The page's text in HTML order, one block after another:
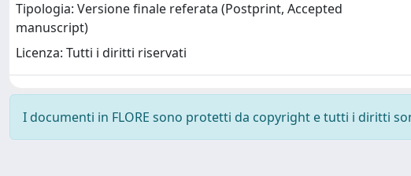
Tipologia: Versione finale referata (Postprint, Accepted
manuscript)
Licenza: Tutti i diritti riservati
I documenti in FLORE sono protetti da copyright e tutti i diritti